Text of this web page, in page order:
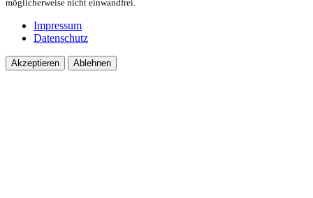
möglicherweise nicht einwandfrei.
Impressum
Datenschutz
Akzeptieren Ablehnen